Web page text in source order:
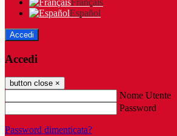
Français
Español
Accedi
Accedi
button close ×
Nome Utente
Password
Password dimenticata?